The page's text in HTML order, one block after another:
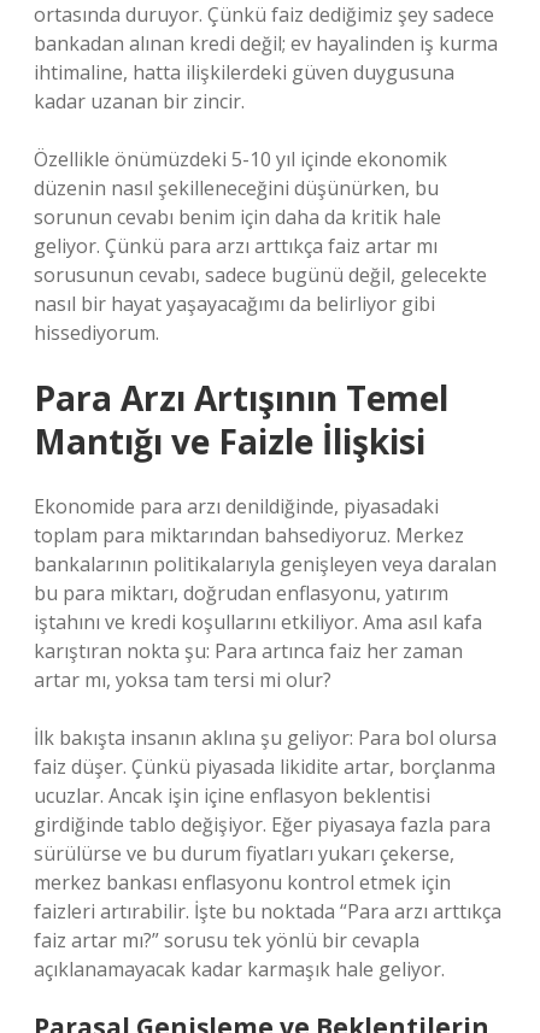
ortasında duruyor. Çünkü faiz dediğimiz şey sadece
bankadan alınan kredi değil; ev hayalinden iş kurma
ihtimaline, hatta ilişkilerdeki güven duygusuna
kadar uzanan bir zincir.
Özellikle önümüzdeki 5-10 yıl içinde ekonomik
düzenin nasıl şekilleneceğini düşünürken, bu
sorunun cevabı benim için daha da kritik hale
geliyor. Çünkü para arzı arttıkça faiz artar mı
sorusunun cevabı, sadece bugünü değil, gelecekte
nasıl bir hayat yaşayacağımı da belirliyor gibi
hissediyorum.
Para Arzı Artışının Temel
Mantığı ve Faizle İlişkisi
Ekonomide para arzı denildiğinde, piyasadaki
toplam para miktarından bahsediyoruz. Merkez
bankalarının politikalarıyla genişleyen veya daralan
bu para miktarı, doğrudan enflasyonu, yatırım
iştahını ve kredi koşullarını etkiliyor. Ama asıl kafa
karıştıran nokta şu: Para artınca faiz her zaman
artar mı, yoksa tam tersi mi olur?
İlk bakışta insanın aklına şu geliyor: Para bol olursa
faiz düşer. Çünkü piyasada likidite artar, borçlanma
ucuzlar. Ancak işin içine enflasyon beklentisi
girdiğinde tablo değişiyor. Eğer piyasaya fazla para
sürülürse ve bu durum fiyatları yukarı çekerse,
merkez bankası enflasyonu kontrol etmek için
faizleri artırabilir. İşte bu noktada “Para arzı arttıkça
faiz artar mı?” sorusu tek yönlü bir cevapla
açıklanamayacak kadar karmaşık hale geliyor.